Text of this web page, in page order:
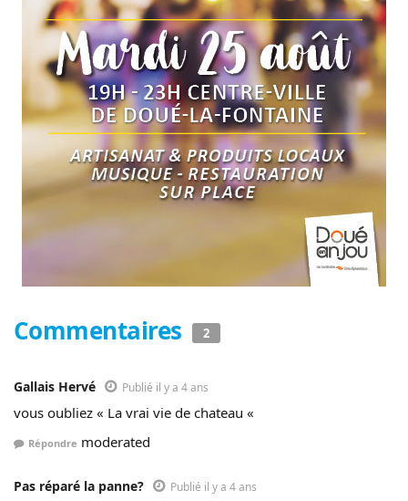
Commentaires 2
Gallais Hervé Publié il y a 4 ans
vous oubliez « La vrai vie de chateau «
Répondre moderated
Pas réparé la panne? Publié il y a 4 ans